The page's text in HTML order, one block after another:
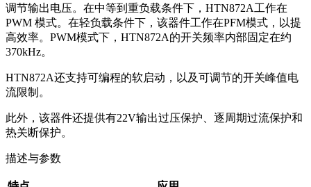
调节输出电压。在中等到重负载条件下，HTN872A工作在
PWM 模式。在轻负载条件下，该器件工作在PFM模式，以提
高效率。PWM模式下，HTN872A的开关频率内部固定在约
370kHz。
HTN872A还支持可编程的软启动，以及可调节的开关峰值电
流限制。
此外，该器件还提供有22V输出过压保护、逐周期过流保护和
热关断保护。
描述与参数